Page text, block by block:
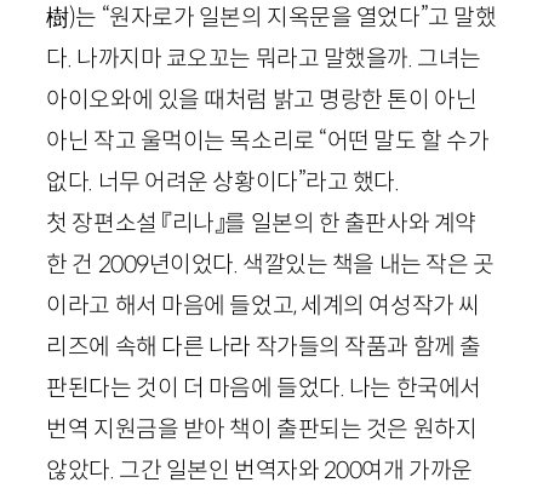
樹)는 “원자로가 일본의 지옥문을 열었다”고 말했
다. 나까지마 쿄오꼬는 뭐라고 말했을까. 그녀는
아이오와에 있을 때처럼 밝고 명랑한 톤이 아닌
아닌 작고 울먹이는 목소리로 “어떤 말도 할 수가
없다. 너무 어려운 상황이다”라고 했다.
첫 장편소설 『리나』를 일본의 한 출판사와 계약
한 건 2009년이었다. 색깔있는 책을 내는 작은 곳
이라고 해서 마음에 들었고, 세계의 여성작가 씨
리즈에 속해 다른 나라 작가들의 작품과 함께 출
판된다는 것이 더 마음에 들었다. 나는 한국에서
번역 지원금을 받아 책이 출판되는 것은 원하지
않았다. 그간 일본인 번역자와 200여개 가까운